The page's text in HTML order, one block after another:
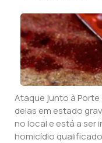
Ataque junto à Porte
delas em estado
no local e está a ser
homicídio